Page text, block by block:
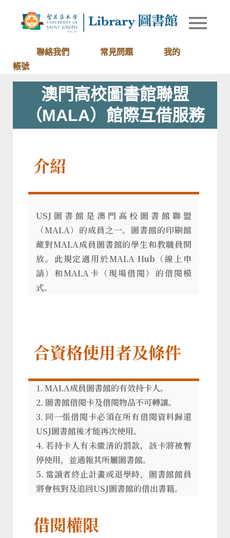
圖書館
Library of
聯絡我們 常見問題
我的
帳號
澳門高校圖書館聯盟
（MALA）館際互借服務
介紹
USJ圖書館是澳門高校圖書館聯盟
（MALA）的成員之一。圖書館的印刷館
藏對MALA成員圖書館的學生和教職員開
放。此規定適用於MALA Hub（線上申
請）和MALA卡（現場借閱）的借閱模
式。
合資格使用者及條件
1. MALA成員圖書館的有效持卡人。
2. 圖書館借閱卡及借閱物品不可轉讓。
3. 同一張借閱卡必須在所有借閱資料歸還
USJ圖書館後才能再次使用。
4. 若持卡人有未繳清的罰款，該卡將被暫
停使用，並通報其所屬圖書館。
5. 當讀者終止計畫或退學時，圖書館館員
將會核對及追回USJ圖書館的借出書籍。
借閱權限